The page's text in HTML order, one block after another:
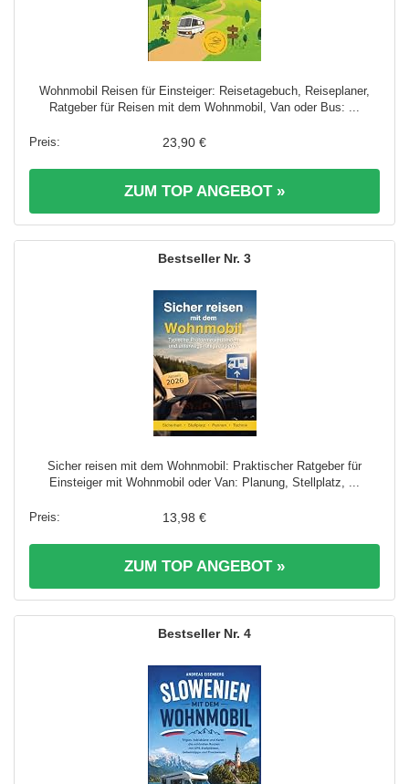
Wohnmobil Reisen für Einsteiger: Reisetagebuch, Reiseplaner,
Ratgeber für Reisen mit dem Wohnmobil, Van oder Bus: ...
23,90 €
ZUM TOP ANGEBOT »
3
Sicher reisen mit dem Wohnmobil: Praktischer Ratgeber für
Einsteiger mit Wohnmobil oder Van: Planung, Stellplatz, ...
13,98 €
ZUM TOP ANGEBOT »
4